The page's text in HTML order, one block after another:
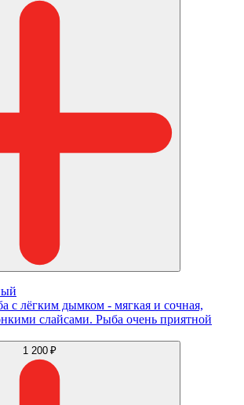
с лёгким дымком - мягкая и сочная,
слайсами. Рыба очень приятной
1 200 ₽